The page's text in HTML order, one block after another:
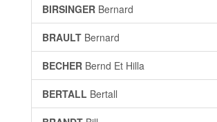
BIRSINGER Bernard
BRAULT Bernard
BECHER Bernd Et Hilla
BERTALL Bertall